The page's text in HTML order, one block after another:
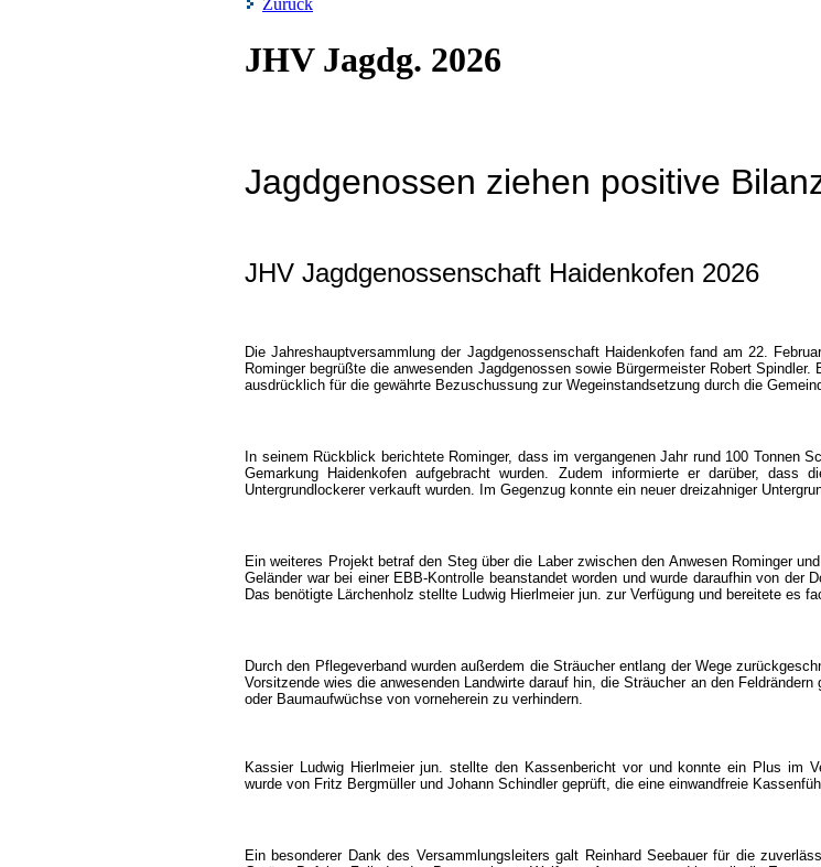
Zurück
JHV Jagdg. 2026
Jagdgenossen ziehen positive
JHV Jagdgenossenschaft Haidenkofen 2026
Die Jahreshauptversammlung der Jagdgenossenschaft Haidenkofen fand am 22.
Rominger begrüßte die anwesenden Jagdgenossen sowie Bürgermeister Robert
ausdrücklich für die gewährte Bezuschussung zur Wegeinstandsetzung durch die
In seinem Rückblick berichtete Rominger, dass im vergangenen Jahr rund 100 Tonnen
Gemarkung Haidenkofen aufgebracht wurden. Zudem informierte er darüber, dass
Untergrundlockerer verkauft wurden. Im Gegenzug konnte ein neuer dreizahniger
Ein weiteres Projekt betraf den Steg über die Laber zwischen den Anwesen Rominger
Geländer war bei einer EBB-Kontrolle beanstandet worden und wurde daraufhin von der
Das benötigte Lärchenholz stellte Ludwig Hierlmeier jun. zur Verfügung und bereitete es
Durch den Pflegeverband wurden außerdem die Sträucher entlang der Wege
Vorsitzende wies die anwesenden Landwirte darauf hin, die Sträucher an den
oder Baumaufwüchse von vorneherein zu verhindern.
Kassier Ludwig Hierlmeier jun. stellte den Kassenbericht vor und konnte ein Plus im
wurde von Fritz Bergmüller und Johann Schindler geprüft, die eine einwandfreie
Ein besonderer Dank des Versammlungsleiters galt Reinhard Seebauer für die